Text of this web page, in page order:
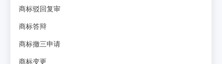
商标驳回复审
商标答辩
商标撤三申请
商标变更